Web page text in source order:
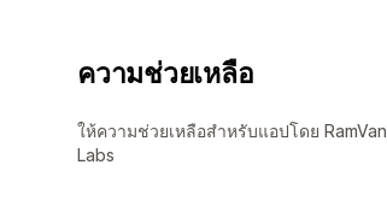
ความช่วยเหลือ
ให้ความช่วยเหลือสำหรับแอปโดย RamVan
Labs